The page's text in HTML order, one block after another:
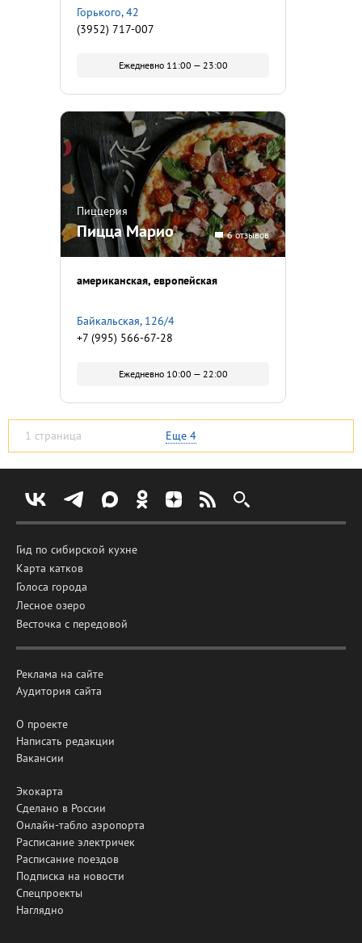
Горького, 42
(3952) 717-007
Ежедневно 11:00 — 23:00
Пиццерия
Пицца Марио 6 отзывов
американская европейская
Байкальская, 126/4
+7 (995) 566-67-28
Ежедневно 10:00 — 22:00
1 страница Еще 4
Гид по сибирской кухне
Карта катков
Голоса города
Лесное озеро
Весточка с передовой
Реклама на сайте
Аудитория сайта
О проекте
Написать редакции
Вакансии
Экокарта
Сделано в России
Онлайн-табло аэропорта
Расписание электричек
Расписание поездов
Подписка на новости
Спецпроекты
Наглядно